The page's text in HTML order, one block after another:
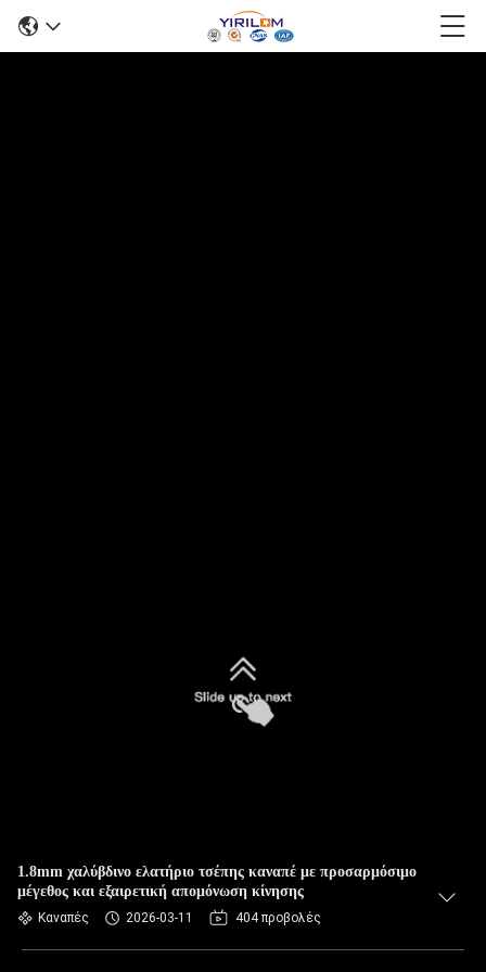
1.8mm χαλύβδινο ελατήριο τσέπης καναπέ με προσαρμόσιμο
μέγεθος και εξαιρετική απομόνωση κίνησης
Καναπές 2026-03-11 404 προβολές